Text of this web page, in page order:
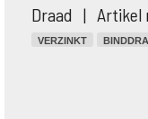
Draad | Artikel
VERZINKT